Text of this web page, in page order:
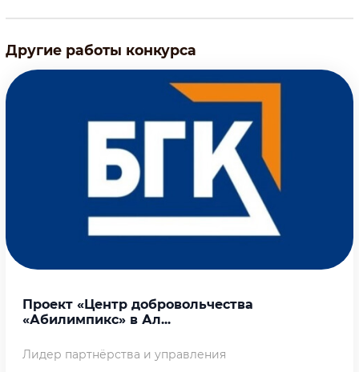
Другие работы конкурса
Проект «Центр добровольчества
«Абилимпикс» в Ал...
Лидер партнёрства и управления